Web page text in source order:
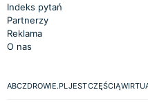
Indeks pytań
Partnerzy
Reklama
O nas
ABCZDROWIE.PL JEST CZĘŚCIĄ